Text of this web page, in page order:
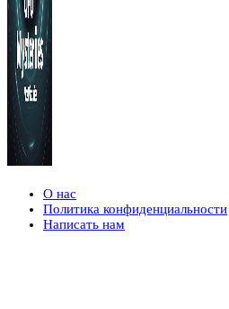
О нас
Политика конфиденциальности
Написать нам